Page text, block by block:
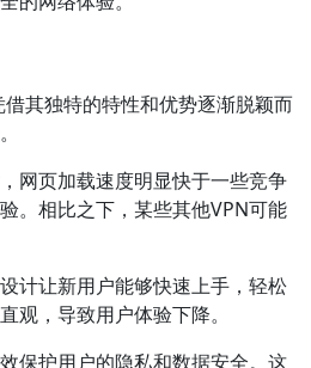
其独特的特性和优势逐渐脱颖而
网页加载速度明显快于一些竞争
。相比之下，某些其他VPN可能
计让新用户能够快速上手，轻松
，导致用户体验下降。
保护用户的隐私和数据安全。这